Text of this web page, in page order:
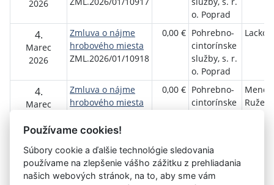
2026
o. Poprad
4.
Marec
2026
Zmluva o nájme
hrobového miesta
ZML.2026/01/10918
0,00 € Pohrebno-
cintorínske
služby, s. r.
o. Poprad
4.
Marec
Zmluva o nájme
hrobového miesta
0,00 € Pohrebno-
cintorínske
« 5 6 7 8 9 10Aktuálna
11 12
Používame cookies!
Súbory cookie a ďalšie technológie sledovania
používame na zlepšenie vášho zážitku z prehliadania
našich webových stránok, na to, aby sme vám